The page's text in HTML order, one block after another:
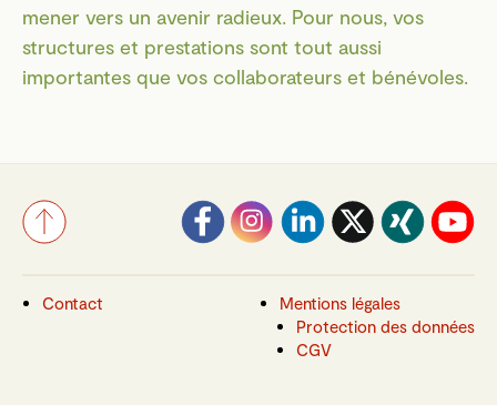
mener vers un avenir radieux. Pour nous, vos
structures et prestations sont tout aussi
importantes que vos collaborateurs et bénévoles.
Mentions légales
Protection des données
CGV
Contact